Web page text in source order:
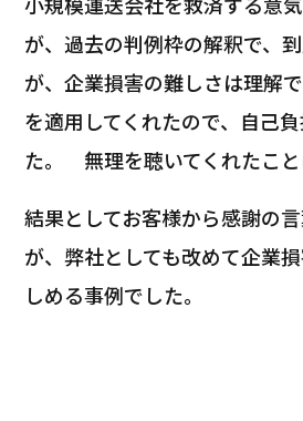
が、過去の判例枠の解釈で、
が、企業損害の難しさは理解
を適用してくれたので、自己
た。 無理を聴いてくれたこと
結果としてお客様から感謝の
が、弊社としても改めて企業
しめる事例でした。